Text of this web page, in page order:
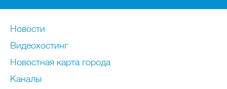
Новости
Видеохостинг
Новостная карта города
Каналы